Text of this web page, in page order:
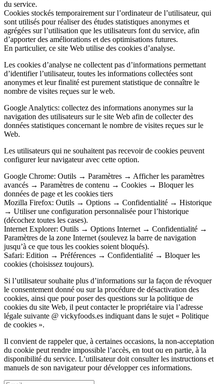
du service.
Cookies stockés temporairement sur l’ordinateur de l’utilisateur, qui
sont utilisés pour réaliser des études statistiques anonymes et
agrégées sur l’utilisation que les utilisateurs font du service, afin
d’apporter des améliorations et des optimisations futures.
En particulier, ce site Web utilise des cookies d’analyse.
Les cookies d’analyse ne collectent pas d’informations permettant
d’identifier l’utilisateur, toutes les informations collectées sont
anonymes et leur finalité est purement statistique de connaître le
nombre de visites reçues sur le web.
Google Analytics: collectez des informations anonymes sur la
navigation des utilisateurs sur le site Web afin de collecter des
données statistiques concernant le nombre de visites reçues sur le
Web.
Les utilisateurs qui ne souhaitent pas recevoir de cookies peuvent
configurer leur navigateur avec cette option.
Google Chrome: Outils → Paramètres → Afficher les paramètres
avancés → Paramètres de contenu → Cookies → Bloquer les
données de page et les cookies tiers
Mozilla Firefox: Outils → Options → Confidentialité → Historique
→ Utiliser une configuration personnalisée pour l’historique
(décochez toutes les cases).
Internet Explorer: Outils → Options Internet → Confidentialité →
Paramètres de la zone Internet (soulevez la barre de navigation
jusqu’à ce que tous les cookies soient bloqués).
Safari: Edition → Préférences → Confidentialité → Bloquer les
cookies (choisissez toujours).
Si l’utilisateur souhaite plus d’informations sur la façon de révoquer
le consentement donné ou sur la procédure de désactivation des
cookies, ainsi que pour poser des questions sur la politique de
cookies du site Web, il peut contacter le propriétaire via l’adresse
légale suivante @ vickyfoods.es indiquant dans le sujet « Politique
de cookies ».
Il convient de rappeler que, à certaines occasions, la non-acceptation
du cookie peut rendre impossible l’accès, en tout ou en partie, à la
disponibilité du service. L’utilisateur doit consulter les instructions et
manuels de son navigateur pour développer ces informations.